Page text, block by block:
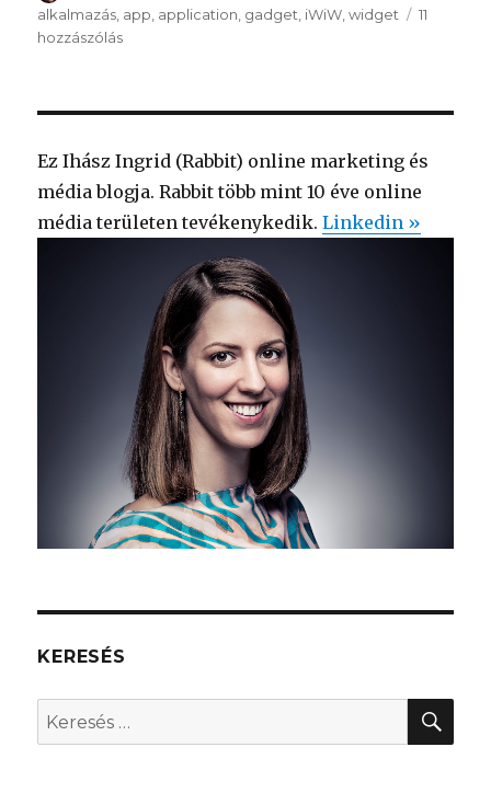
alkalmazás, app, application, gadget, iWiW,widget
11
hozzászólás
bejegyzéshez
Ez Ihász Ingrid (Rabbit) online marketing és
média blogja. Rabbit több mint 10 éve online
média területen tevékenykedik.Linkedin »
KERESÉS
Keresés
a